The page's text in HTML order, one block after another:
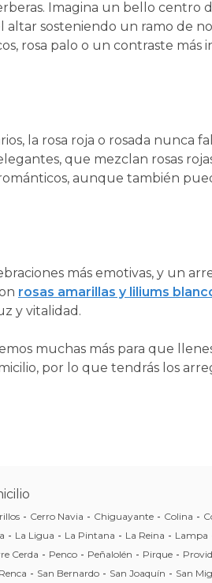
Imagina un bello centro
altar sosteniendo un ramo de
rosa palo o un contraste más
la rosa roja o rosada nunca
que mezclan rosas
aunque también
más emotivas, y un
rosas amarillas y liliums
y vitalidad.
muchas más para que
por lo que tendrás los
- Cerro Navia - Chiguayante - Colina -
- La Ligua - La Pintana - La Reina - Lampa
Cerda - Penco - Peñalolén - Pirque -
Renca - San Bernardo - San Joaquín - San